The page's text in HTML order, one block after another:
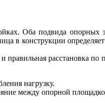
Оба подвида опорных
в конструкции
правильная расстановка по
нагрузку.
между опорной